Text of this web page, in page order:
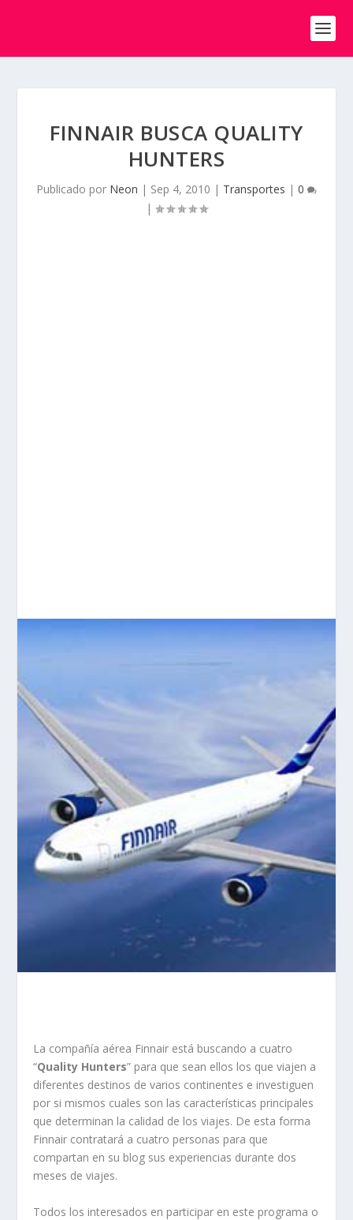
FINNAIR BUSCA QUALITY
HUNTERS
Publicado por Neon | Sep 4, 2010 | Transportes | 0
|
La compañía aérea Finnair está buscando a cuatro
“Quality Hunters” para que sean ellos los que viajen a
diferentes destinos de varios continentes e investiguen
por si mismos cuales son las características principales
que determinan la calidad de los viajes. De esta forma
Finnair contratará a cuatro personas para que
compartan en su blog sus experiencias durante dos
meses de viajes.
Todos los interesados en participar en este programa o